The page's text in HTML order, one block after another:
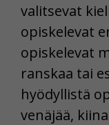
valitsevat
opiskelevat
opiskelevat
ranskaa tai
hyödyllistä
venäjää,